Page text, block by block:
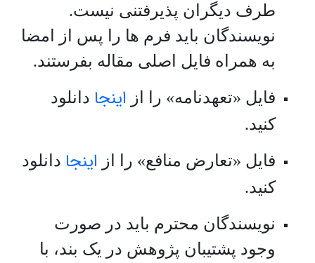
طرف دیگران پذیرفتنی نیست.
نویسندگان باید فرم ها را پس از امضا
به همراه فایل اصلی مقاله بفرستند.
فایل «تعهدنامه» را از اینجا دانلود
کنید.
فایل «تعارض منافع» را از اینجا دانلود
کنید.
نویسندگان محترم باید در صورت
وجود پشتیبان پژوهش در یک بند، با